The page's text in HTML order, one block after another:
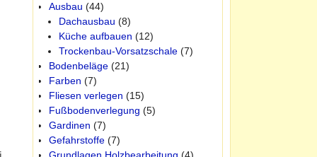
Ausbau (44)
Dachausbau (8)
Küche aufbauen (12)
Trockenbau-Vorsatzschale(7)
Bodenbeläge(21)
Farben (7)
Fliesen verlegen (15)
Fußbodenverlegung (5)
Gardinen (7)
Gefahrstoffe(7)